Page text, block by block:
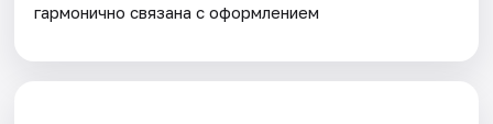
гармонично связана с оформлением